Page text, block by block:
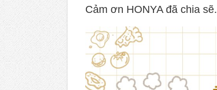
Cảm ơn HONYA đã chia sẽ.